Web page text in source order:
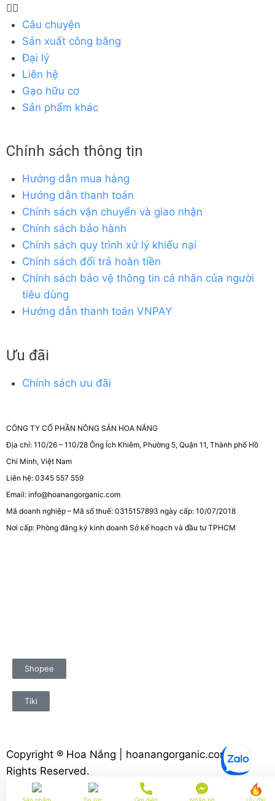
Câu chuyện
Sản xuất công bằng
Đại lý
Liên hệ
Gạo hữu cơ
Sản phẩm khác
Chính sách thông tin
Hướng dẫn mua hàng
Hướng dẫn thanh toán
Chính sách vận chuyển và giao nhận
Chính sách bảo hành
Chính sách quy trình xử lý khiếu nại
Chính sách đổi trả hoàn tiền
Chính sách bảo vệ thông tin cá nhân của người
tiêu dùng
Hướng dẫn thanh toán VNPAY
Ưu đãi
Chính sách ưu đãi
CÔNG TY CỔ PHẦN NÔNG SẢN HOA NẮNG
Địa chỉ: 110/26 – 110/28 Ông Ích Khiêm, Phường 5, Quận 11, Thành phố Hồ
Chí Minh, Việt Nam
Liên hệ: 0345 557 559
Email: info@hoanangorganic.com
Mã doanh nghiệp – Mã số thuế: 0315157893 ngày cấp: 10/07/2018
Nơi cấp: Phòng đăng ký kinh doanh Sở kế hoạch và đầu tư TPHCM
Shopee
Tiki
Copyright ® Hoa Nắng | hoanangorganic.com. All
Rights Reserved.